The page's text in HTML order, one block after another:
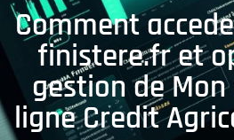
Comment
finistere.fr et
gestion de
ligne Credit